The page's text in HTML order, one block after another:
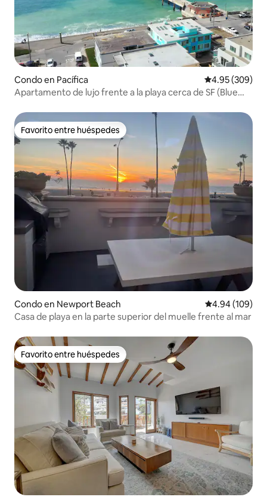
Condo en Pacífica Calificación
4.95 (309)
Apartamento de lujo frente a la playa cerca de SF (Blue
Favorito entre huéspedes
Favorito entre huéspedes
Condo en Newport Beach Calificación
4.94 (109)
Casa de playa en la parte superior del muelle frente al mar
Favorito entre huéspedes
Favorito entre huéspedes